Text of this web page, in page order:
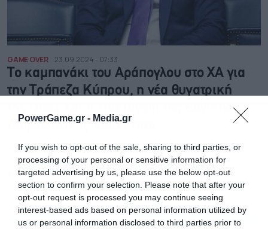
PowerGame.gr - Media.gr
If you wish to opt-out of the sale, sharing to third parties, or
processing of your personal or sensitive information for
targeted advertising by us, please use the below opt-out
section to confirm your selection. Please note that after your
opt-out request is processed you may continue seeing
interest-based ads based on personal information utilized by
us or personal information disclosed to third parties prior to
GAME OVER 23.09.2024 - 07:33
Το καμπανάκι του Αράπογλου στο ΧΑ για
την Τράπεζα Κύπρου, η νέα θυγατρική
Ασφαλιστικής στο κέντρο
επιστροφή της Τράπεζας Κύπρου στο ταμπλό του ΧΑ και
οι χαμηλές πτήσεις στα τουριστικά έσοδα
NEWSROOM